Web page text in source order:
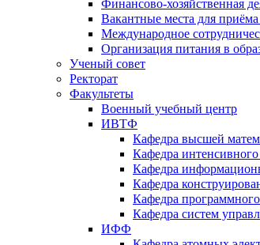
Финансово-хозяйственная
Вакантные места для
Международное
Организация питания в
Ученый совет
Ректорат
Факультеты
Военный учебный центр
ИВТФ
Кафедра высшей
Кафедра интенсивного
Кафедра
Кафедра
Кафедра
Кафедра систем
ИФФ